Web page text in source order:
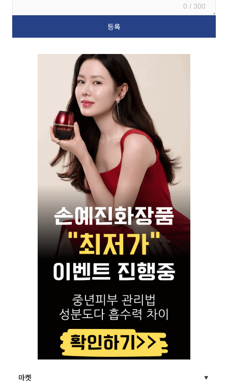
0 / 300
마켓